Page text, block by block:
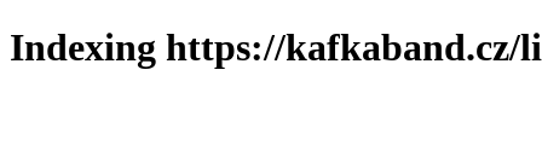
Indexing https://kafkaband.cz/